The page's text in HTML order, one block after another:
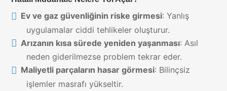
Ev ve gaz güvenliğinin riske girmesi: Yanlış
uygulamalar ciddi tehlikeler oluşturur.
Arızanın kısa sürede yeniden yaşanması: Asıl
neden giderilmezse problem tekrar eder.
Maliyetli parçaların hasar görmesi: Bilinçsiz
işlemler masrafı yükseltir.